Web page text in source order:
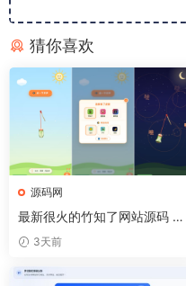
猜你喜欢
源码网
最新很火的竹知了网站源码 独
立后台版
3天前